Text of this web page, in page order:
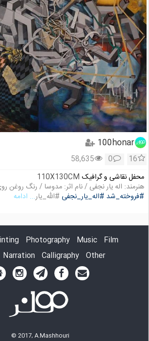
100honar
16
0
58,635
محفل نقاشی و گرافیک 110X130CM
هنرمند: اله یار نجفی / نام اثر‌: مدوسا / رنگ روغن
#فروخته_شد #اله_یار_نجفی #الله_یار... ادامه
Photography Music
Film
Narration Calligraphy Other
© 2017, A.Mashhouri